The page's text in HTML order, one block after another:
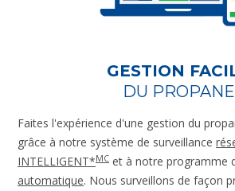
GESTION
DU PROPANE
Faites l'expérience d'une gestion du
grâce à notre système de surveillance
INTELLIGENT*MC et à notre programme
automatique. Nous surveillons de façon